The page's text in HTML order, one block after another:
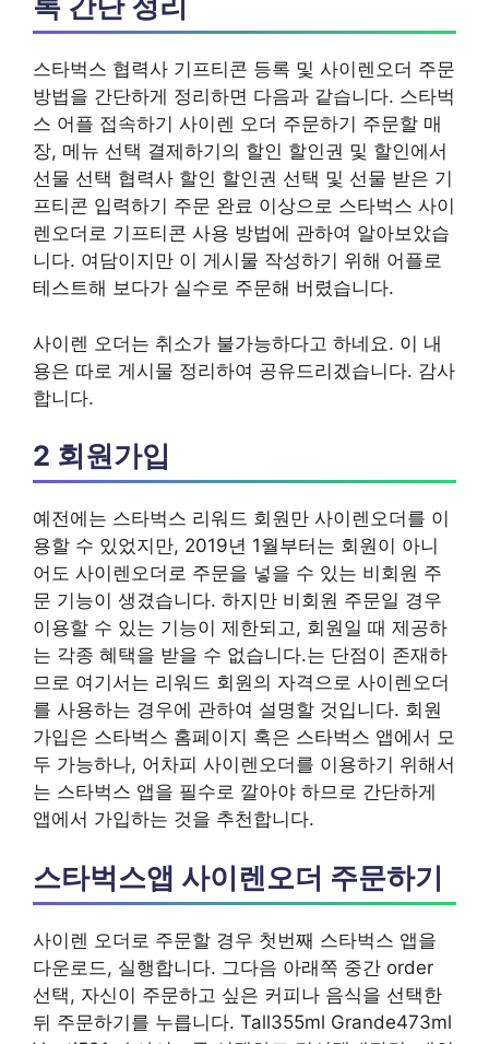
스타벅스 협력사 기프티콘 등록 및 사이렌오더 주문
방법을 간단하게 정리하면 다음과 같습니다. 스타벅
스 어플 접속하기 사이렌 오더 주문하기 주문할 매
장, 메뉴 선택 결제하기의 할인 할인권 및 할인에서
선물 선택 협력사 할인 할인권 선택 및 선물 받은 기
프티콘 입력하기 주문 완료 이상으로 스타벅스 사이
렌오더로 기프티콘 사용 방법에 관하여 알아보았습
니다. 여담이지만 이 게시물 작성하기 위해 어플로
테스트해 보다가 실수로 주문해 버렸습니다.
사이렌 오더는 취소가 불가능하다고 하네요. 이 내
용은 따로 게시물 정리하여 공유드리겠습니다. 감사
합니다.
2 회원가입
예전에는 스타벅스 리워드 회원만 사이렌오더를 이
용할 수 있었지만, 2019년 1월부터는 회원이 아니
어도 사이렌오더로 주문을 넣을 수 있는 비회원 주
문 기능이 생겼습니다. 하지만 비회원 주문일 경우
이용할 수 있는 기능이 제한되고, 회원일 때 제공하
는 각종 혜택을 받을 수 없습니다.는 단점이 존재하
므로 여기서는 리워드 회원의 자격으로 사이렌오더
를 사용하는 경우에 관하여 설명할 것입니다. 회원
가입은 스타벅스 홈페이지 혹은 스타벅스 앱에서 모
두 가능하나, 어차피 사이렌오더를 이용하기 위해서
는 스타벅스 앱을 필수로 깔아야 하므로 간단하게
앱에서 가입하는 것을 추천합니다.
스타벅스앱 사이렌오더 주문하기
사이렌 오더로 주문할 경우 첫번째 스타벅스 앱을
다운로드, 실행합니다. 그다음 아래쪽 중간 order
선택, 자신이 주문하고 싶은 커피나 음식을 선택한
뒤 주문하기를 누릅니다. Tall355ml Grande473ml